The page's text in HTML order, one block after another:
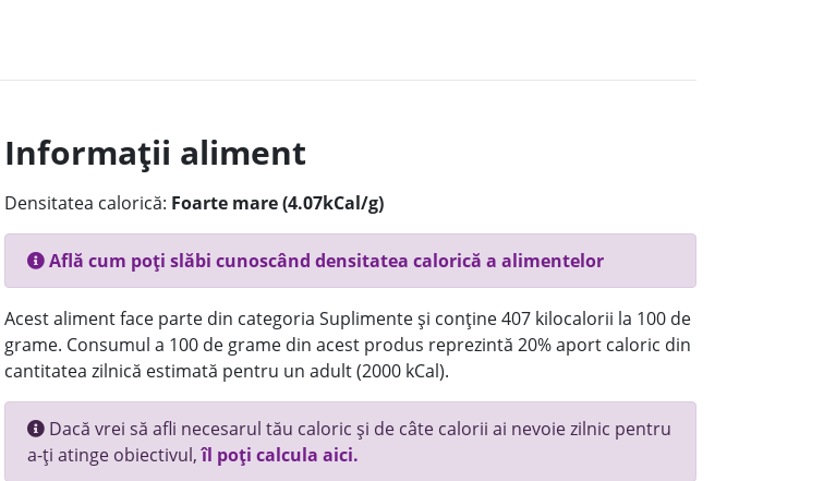
Informații aliment
Densitatea calorică: Foarte mare (4.07kCal/g)
Află cum poți slăbi cunoscând densitatea calorică a alimentelor
Acest aliment face parte din categoria Suplimente și conține 407 kilocalorii la 100 de
grame. Consumul a 100 de grame din acest produs reprezintă 20% aport caloric din
cantitatea zilnică estimată pentru un adult (2000 kCal).
Dacă vrei să afli necesarul tău caloric și de câte calorii ai nevoie zilnic pentru
a-ți atinge obiectivul,îl poți calcula aici.